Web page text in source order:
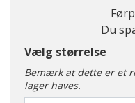
Du
Vælg størrelse
Bemærk at dette er et
lager haves.